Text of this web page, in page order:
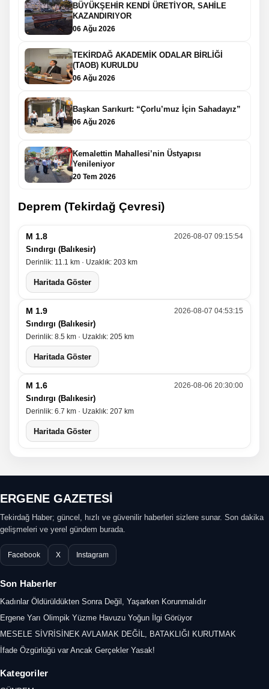
BÜYÜKŞEHİR KENDİ ÜRETİYOR, SAHİLE
KAZANDIRIYOR
06 Ağu 2026
TEKİRDAĞ AKADEMİK ODALAR BİRLİĞİ
(TAOB) KURULDU
06 Ağu 2026
Başkan Sarıkurt: “Çorlu’muz İçin Sahadayız”
06 Ağu 2026
Kemalettin Mahallesi’nin Üstyapısı
Yenileniyor
20 Tem 2026
Deprem (Tekirdağ Çevresi)
M 1.8 2026-08-07 09:15:54
Sındırgı (Balıkesir)
Derinlik: 11.1 km · Uzaklık: 203 km
Haritada Göster
M 1.9 2026-08-07 04:53:15
Sındırgı (Balıkesir)
Derinlik: 8.5 km · Uzaklık: 205 km
Haritada Göster
M 1.6 2026-08-06 20:30:00
Sındırgı (Balıkesir)
Derinlik: 6.7 km · Uzaklık: 207 km
Haritada Göster
ERGENE GAZETESİ
Tekirdağ Haber; güncel, hızlı ve güvenilir haberleri sizlere sunar. Son dakika
gelişmeleri ve yerel gündem burada.
Facebook X Instagram
Son Haberler
Kadınlar Öldürüldükten Sonra Değil, Yaşarken Korunmalıdır
Ergene Yarı Olimpik Yüzme Havuzu Yoğun İlgi Görüyor
MESELE SİVRİSİNEK AVLAMAK DEĞİL, BATAKLIĞI KURUTMAK
İfade Özgürlüğü var Ancak Gerçekler Yasak!
Kategoriler